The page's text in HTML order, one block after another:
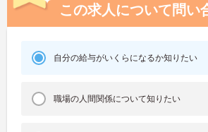
この求人について問い
自分の給与がいくらになるか知りたい
職場の人間関係について知りたい